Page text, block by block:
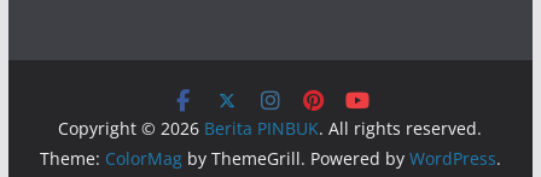
Copyright © 2026 Berita PINBUK. All rights reserved.
Theme: ColorMagby ThemeGrill. Powered by WordPress.